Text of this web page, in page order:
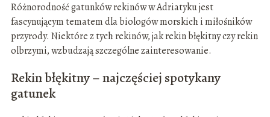
Różnorodność gatunków rekinów w Adriatyku jest
fascynującym tematem dla biologów morskich i miłośników
przyrody. Niektóre z tych rekinów, jak rekin błękitny czy rekin
olbrzymi, wzbudzają szczególne zainteresowanie.
Rekin błękitny – najczęściej spotykany
gatunek